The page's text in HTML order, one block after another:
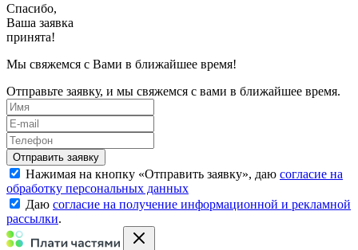
Спасибо,
Ваша заявка
принята!
Мы свяжемся с Вами в ближайшее время!
Отправьте заявку, и мы свяжемся с вами в ближайшее время.
Нажимая на кнопку «Отправить заявку», даю согласие на
обработку персональных данных
Даю согласие на получение информационной и рекламной
рассылки.